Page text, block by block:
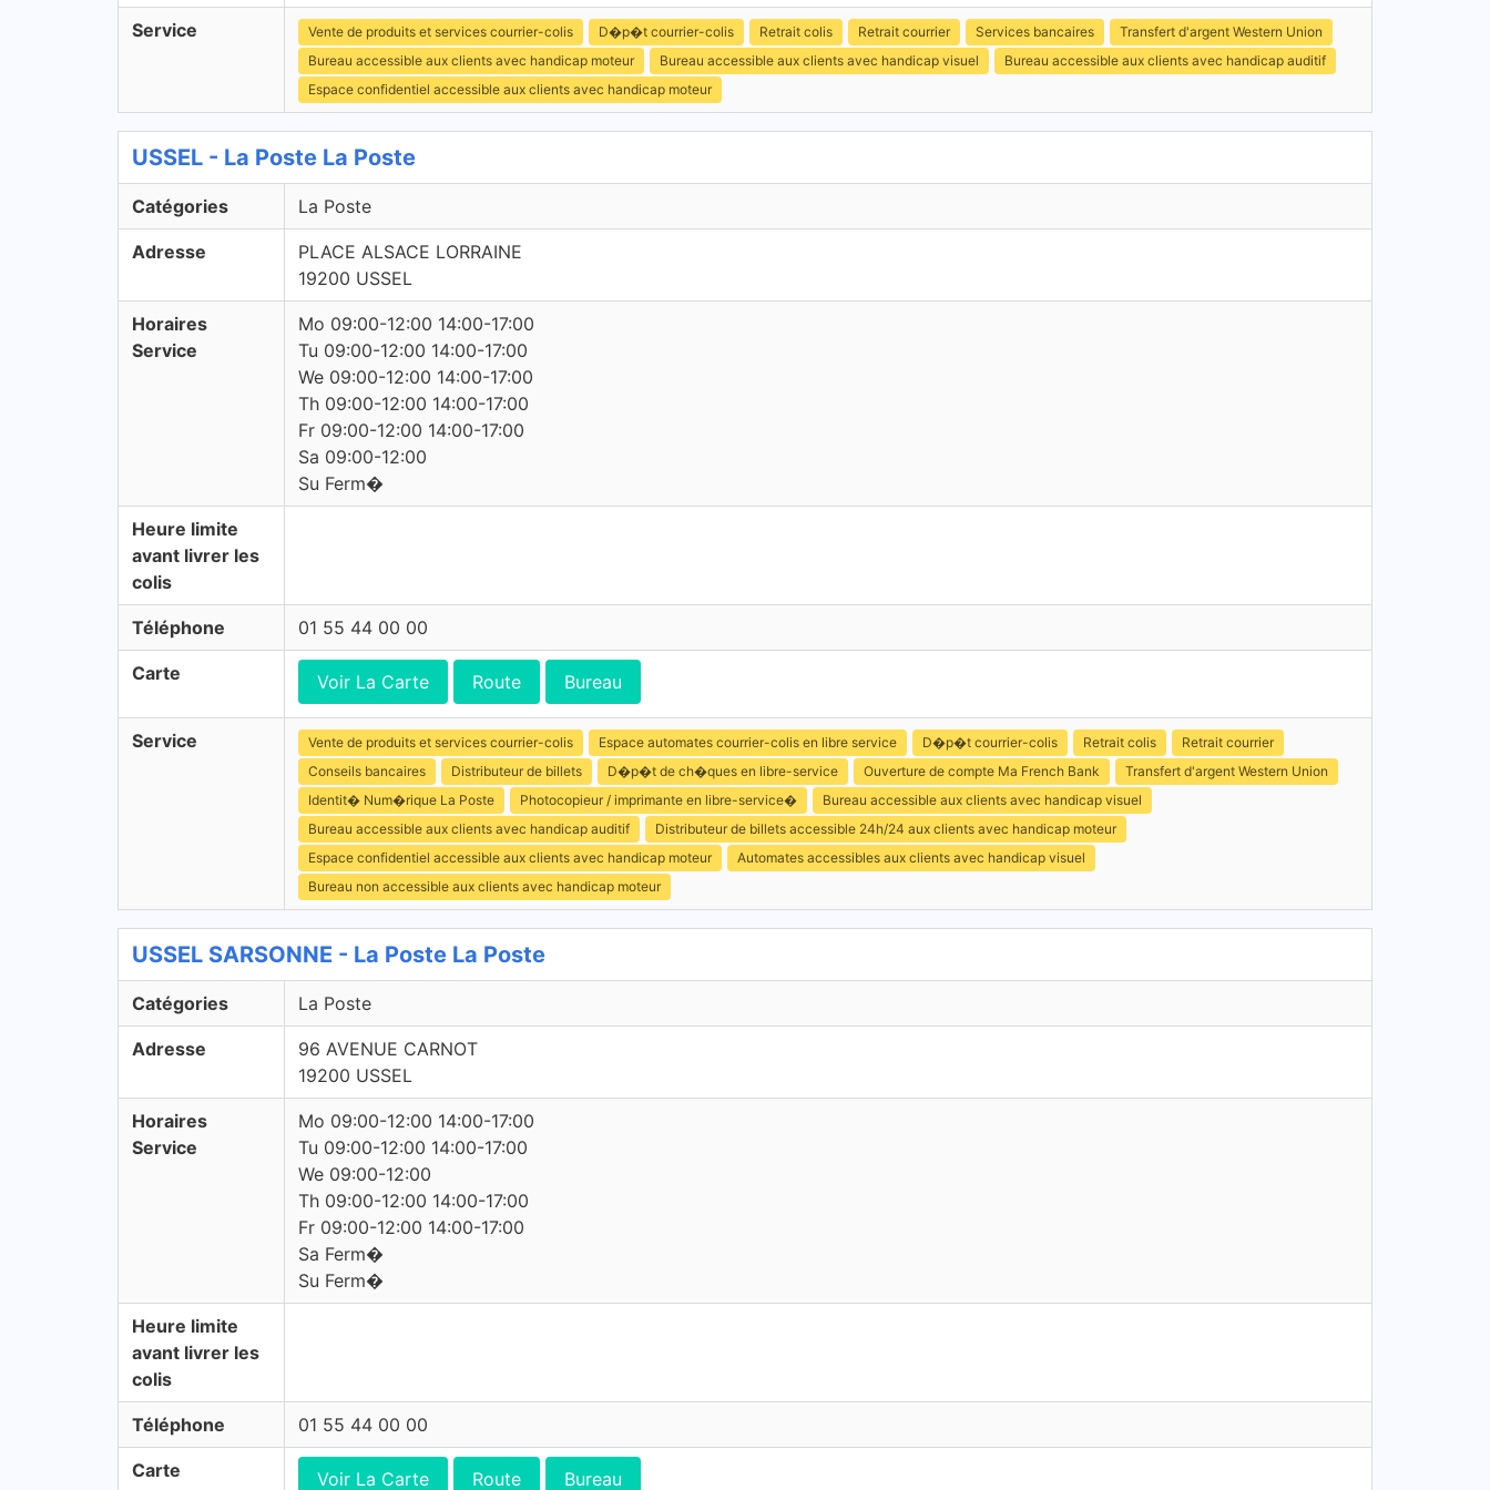
Service Vente de produits et services courrier-colis D�p�t courrier-colis Retrait colis Retrait courrier Services bancaires
Transfert d'argent Western Union
Bureau accessible aux clients avec handicap moteur
Bureau accessible aux clients avec handicap visuel
Bureau accessible aux clients avec handicap auditif
Espace confidentiel accessible aux clients avec handicap moteur
USSEL - La Poste La Poste
Catégories La Poste
Adresse
PLACE ALSACE LORRAINE
19200 USSEL
Horaires
Service
Mo 09:00-12:00 14:00-17:00
Tu 09:00-12:00 14:00-17:00
We 09:00-12:00 14:00-17:00
Th 09:00-12:00 14:00-17:00
Fr 09:00-12:00 14:00-17:00
Sa 09:00-12:00
Su Ferm�
Heure limite
avant livrer les
colis
Téléphone 01 55 44 00 00
Carte Voir La Carte Route Bureau
Service Vente de produits et services courrier-colis Espace automates courrier-colis en libre service D�p�t courrier-colis Retrait colis
Retrait courrier
Conseils bancaires
Distributeur de billets D�p�t de ch�ques en libre-service Ouverture de compte Ma French Bank
Transfert d'argent Western Union
Identit� Num�rique La Poste
Photocopieur / imprimante en libre-service�
Bureau accessible aux clients avec handicap visuel
Bureau accessible aux clients avec handicap auditif
Distributeur de billets accessible 24h/24 aux clients avec handicap moteur
Espace confidentiel accessible aux clients avec handicap moteur
Automates accessibles aux clients avec handicap visuel
Bureau non accessible aux clients avec handicap moteur
USSEL SARSONNE - La Poste La Poste
Catégories La Poste
Adresse
96 AVENUE CARNOT
19200 USSEL
Horaires
Service
Mo 09:00-12:00 14:00-17:00
Tu 09:00-12:00 14:00-17:00
We 09:00-12:00
Th 09:00-12:00 14:00-17:00
Fr 09:00-12:00 14:00-17:00
Sa Ferm�
Su Ferm�
Heure limite
avant livrer les
colis
Téléphone 01 55 44 00 00
Carte Voir La Carte Route Bureau